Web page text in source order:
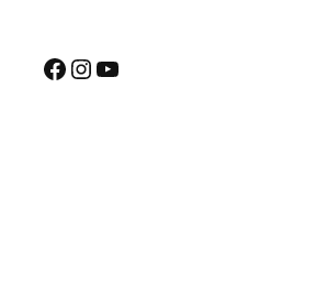
Facebook
Instagram
YouTube